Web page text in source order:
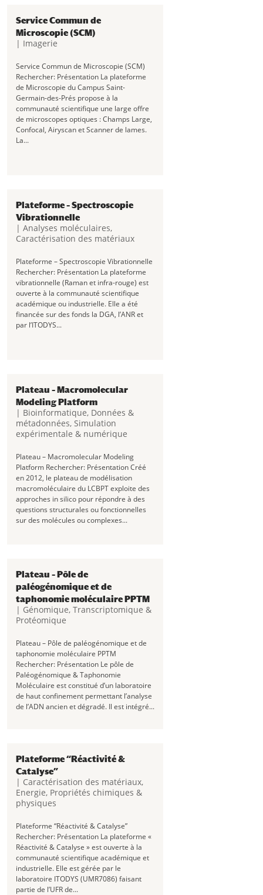
Service Commun de
Microscopie (SCM)
| Imagerie
Service Commun de Microscopie (SCM)
Rechercher: Présentation La plateforme
de Microscopie du Campus Saint-
Germain-des-Prés propose à la
communauté scientifique une large offre
de microscopes optiques : Champs Large,
Confocal, Airyscan et Scanner de lames.
La...
Plateforme – Spectroscopie
Vibrationnelle
| Analyses moléculaires,
Caractérisation des matériaux
Plateforme – Spectroscopie Vibrationnelle
Rechercher: Présentation La plateforme
vibrationnelle (Raman et infra-rouge) est
ouverte à la communauté scientifique
académique ou industrielle. Elle a été
financée sur des fonds la DGA, l’ANR et
par l’ITODYS...
Plateau – Macromolecular
Modeling Platform
| Bioinformatique, Données &
métadonnées, Simulation
expérimentale & numérique
Plateau – Macromolecular Modeling
Platform Rechercher: Présentation Créé
en 2012, le plateau de modélisation
macromoléculaire du LCBPT exploite des
approches in silico pour répondre à des
questions structurales ou fonctionnelles
sur des molécules ou complexes...
Plateau – Pôle de
paléogénomique et de
taphonomie moléculaire PPTM
| Génomique, Transcriptomique &
Protéomique
Plateau – Pôle de paléogénomique et de
taphonomie moléculaire PPTM
Rechercher: Présentation Le pôle de
Paléogénomique & Taphonomie
Moléculaire est constitué d’un laboratoire
de haut confinement permettant l’analyse
de l’ADN ancien et dégradé. Il est intégré...
Plateforme “Réactivité &
Catalyse”
| Caractérisation des matériaux,
Energie, Propriétés chimiques &
physiques
Plateforme “Réactivité & Catalyse”
Rechercher: Présentation La plateforme «
Réactivité & Catalyse » est ouverte à la
communauté scientifique académique et
industrielle. Elle est gérée par le
laboratoire ITODYS (UMR7086) faisant
partie de l’UFR de...